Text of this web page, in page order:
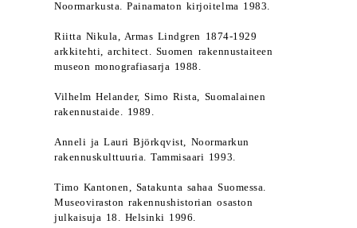
Noormarkusta. Painamaton kirjoitelma 1983.
Riitta Nikula, Armas Lindgren 1874-1929
arkkitehti, architect. Suomen rakennustaiteen
museon monografiasarja 1988.
Vilhelm Helander, Simo Rista, Suomalainen
rakennustaide. 1989.
Anneli ja Lauri Björkqvist, Noormarkun
rakennuskulttuuria. Tammisaari 1993.
Timo Kantonen, Satakunta sahaa Suomessa.
Museoviraston rakennushistorian osaston
julkaisuja 18. Helsinki 1996.